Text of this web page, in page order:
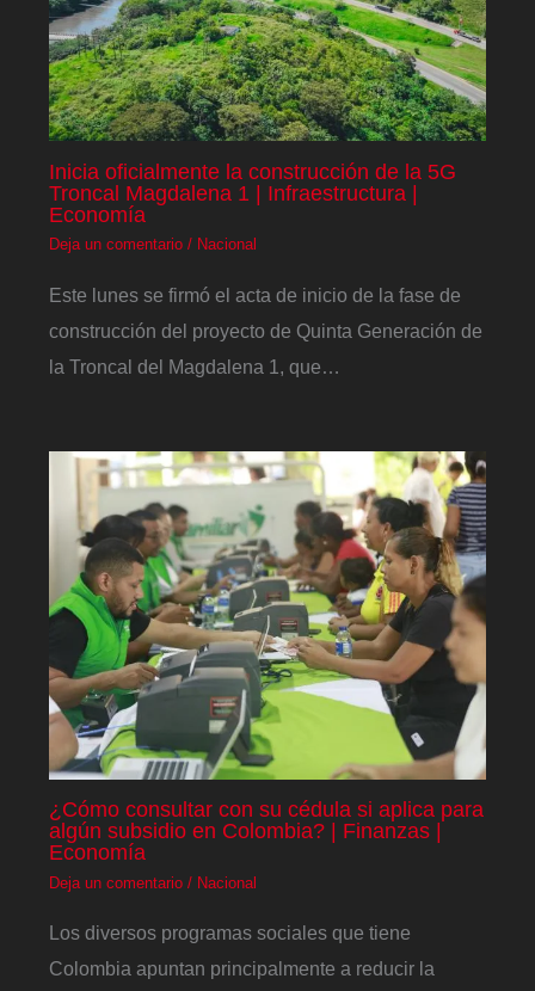
Inicia oficialmente la construcción de la 5G
Troncal Magdalena 1 | Infraestructura |
Economía
Deja un comentario / Nacional
Este lunes se firmó el acta de inicio de la fase de
construcción del proyecto de Quinta Generación de
la Troncal del Magdalena 1, que…
¿Cómo consultar con su cédula si aplica para
algún subsidio en Colombia? | Finanzas |
Economía
Deja un comentario / Nacional
Los diversos programas sociales que tiene
Colombia apuntan principalmente a reducir la